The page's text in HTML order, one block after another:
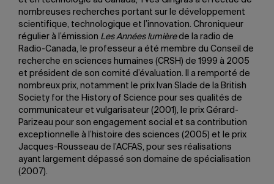
nombreuses recherches portant sur le développement
scientifique, technologique et l’innovation. Chroniqueur
régulier à l’émission Les Années lumièrede la radio de
Radio-Canada, le professeur a été membre du Conseil de
recherche en sciences humaines (CRSH) de 1999 à 2005
et président de son comité d’évaluation. Il a remporté de
nombreux prix, notamment le prix Ivan Slade de la British
Society for the History of Science pour ses qualités de
communicateur et vulgarisateur (2001), le prix Gérard-
Parizeau pour son engagement social et sa contribution
exceptionnelle à l’histoire des sciences (2005) et le prix
Jacques-Rousseau de l’ACFAS, pour ses réalisations
ayant largement dépassé son domaine de spécialisation
(2007).